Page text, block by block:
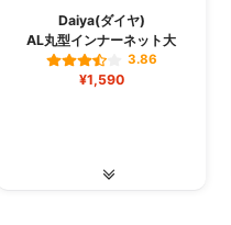
Daiya(ダイヤ)
AL丸型インナーネット大
3.86
¥1,590